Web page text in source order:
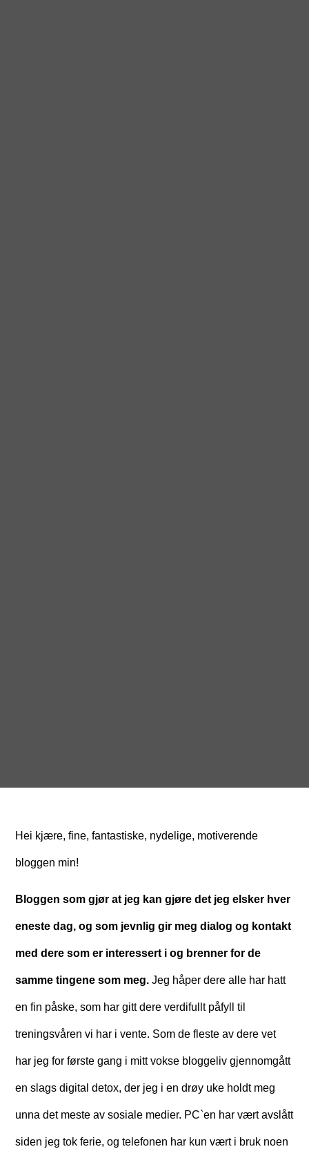
Hei kjære, fine, fantastiske, nydelige, motiverende
bloggen min!
Bloggen som gjør at jeg kan gjøre det jeg elsker hver
eneste dag, og som jevnlig gir meg dialog og kontakt
med dere som er interessert i og brenner for de
samme tingene som meg. Jeg håper dere alle har hatt
en fin påske, som har gitt dere verdifullt påfyll til
treningsvåren vi har i vente. Som de fleste av dere vet
har jeg for første gang i mitt vokse bloggeliv gjennomgått
en slags digital detox, der jeg i en drøy uke holdt meg
unna det meste av sosiale medier. PC`en har vært avslått
siden jeg tok ferie, og telefonen har kun vært i bruk noen